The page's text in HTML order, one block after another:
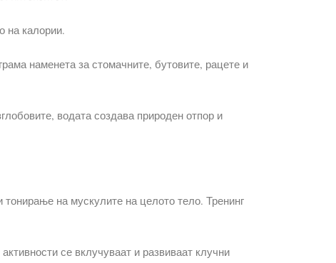
на калории.
наменета за стомачните, бутовите, рацете и
водата создава природен отпор и
тонирање на мускулите на целото тело. Тренинг
се вклучуваат и развиваат клучни